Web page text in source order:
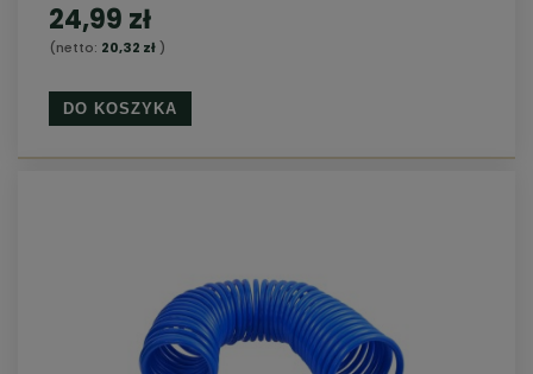
24,99 zł
(netto: 20,32 zł)
DO KOSZYKA